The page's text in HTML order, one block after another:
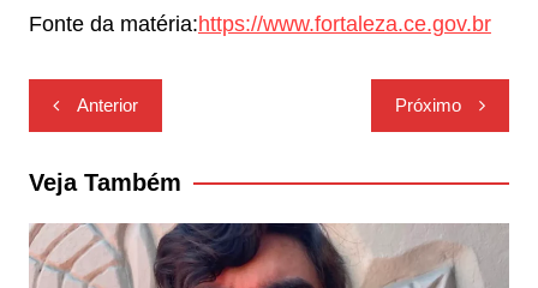
Fonte da matéria:https://www.fortaleza.ce.gov.br
Navegação
de
Post
Anterior Próximo
Veja Também